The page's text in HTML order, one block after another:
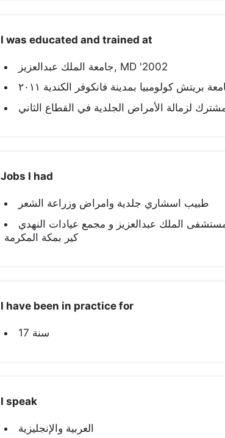
I was educated and trained at
جامعة الملك عبدالعزيز, MD '2002
بريتش كولومبيا بمدينة فانكوفر الكندية ٢٠١١
لزمالة الأمراض الجلدية في القطاع الثاني
Jobs I had
طبيب اسشاري جلدية وامراض وزراعة الشعر
الملك عبدالعزيز و مجمع عيادات النهدي
كير بمكة المكرمة
I have been in practice for
17 سنة
I speak
العربية والإنجليزية